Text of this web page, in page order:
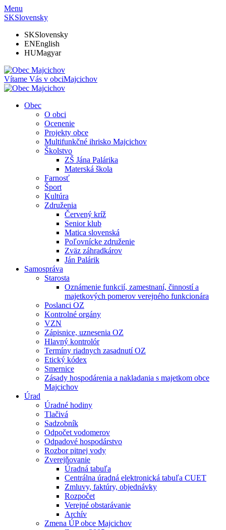
Menu
SKSlovensky
SKSlovensky
ENEnglish
HUMagyar
Vítame Vás v obciMajcichov
Obec
O obci
Ocenenie
Projekty obce
Multifunkčné ihrisko Majcichov
Školstvo
ZŠ Jána Palárika
Materská škola
Farnosť
Šport
Kultúra
Združenia
Červený kríž
Senior klub
Matica slovenská
Poľovnícke združenie
Zväz záhradkárov
Ján Palárik
Samospráva
Starosta
Oznámenie funkcií, zamestnaní, činností a
majetkových pomerov verejného funkcionára
Poslanci OZ
Kontrolné orgány
VZN
Zápisnice, uznesenia OZ
Hlavný kontrolór
Termíny riadnych zasadnutí OZ
Etický kódex
Smernice
Zásady hospodárenia a nakladania s majetkom obce
Majcichov
Úrad
Úradné hodiny
Tlačivá
Sadzobník
Odpočet vodomerov
Odpadové hospodárstvo
Rozbor pitnej vody
Zverejňovanie
Úradná tabuľa
Centrálna úradná elektronická tabuľa CUET
Zmluvy, faktúry, objednávky
Rozpočet
Verejné obstarávanie
Archív
Zmena ÚP obce Majcichov